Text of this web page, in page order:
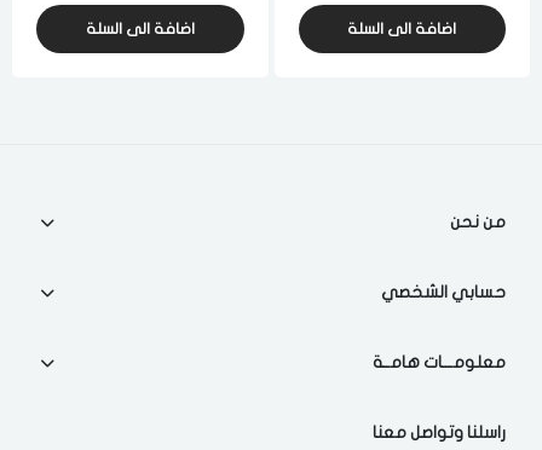
اضافة الى السلة اضافة الى السلة
من نحن
حسابي الشخصي
معلومـــات هامــة
راسلنا وتواصل معنا